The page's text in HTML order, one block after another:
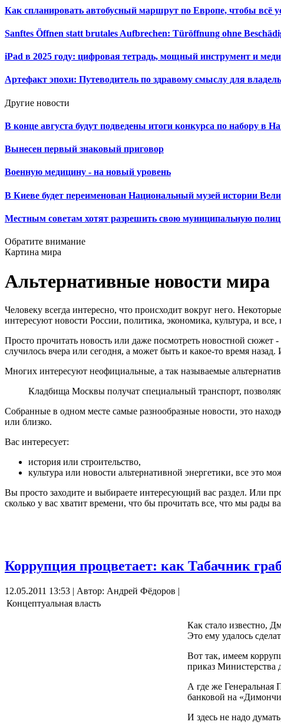
Как спланировать автобусный маршрут по Европе, чтобы всё
Sanftes Öffnen statt brutales Aufbrechen: Türöffnung ohne
iPad в 2025 году: цифровая тетрадь, мощный инструмент и
Артефакт эпохи: Путеводитель по здравому смыслу для
Другие новости
В конце августа будут подведены итоги конкурса по набору в
Вынесен первый знаковый приговор
Военную медицину - на новый уровень
В Киеве будет переименован Национальный музей истории
Местным советам хотят разрешить свою муниципальную
Обратите внимание
Картина мира
Альтернативные новости мира
Человеку всегда интересно, что происходит вокруг него.
интересуют новости России, политика, экономика, культура, и все,
Просто прочитать новость или даже посмотреть новостной сюжет
случилось вчера или сегодня, а может быть и какое-то время
Многих интересуют неофициальные, а так называемые
Кладбища Москвы получат специальный транспорт,
Собранные в одном месте самые разнообразные новости, это
или близко.
Вас интересует:
история или строительство,
культура или новости альтернативной энергетики, все это
Вы просто заходите и выбираете интересующий вас раздел. Или
сколько у вас хватит времени, что бы прочитать все, что мы рады
Коррупция процветает: как Табачник
12.05.2011 13:53 | Автор: Андрей Фёдоров |
Концептуальная власть
Как стало известно,
Это ему удалось
Вот так, имеем
приказ Министерства
А где же Генеральная
банковой на
И здесь не надо